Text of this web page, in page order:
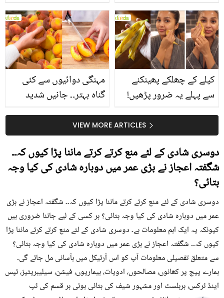
سے متعلق غلط فہمیوں کی
حقیقت کیا ہے اور افواہ
کیا؟
بتائے راز
مہنگی دوائیوں سے کئی
گناہ بہتر۔۔ جانیں شدید
کیوں کھانا چاہیے؟
کیلے کے چھلکے پھینکنے
سے پہلے یہ ضرور پڑھیں!
سستا اور قدرتی حلVIEW MORE ARTICLES
دوسری شادی کے لئے منع کرتے کرتے ماننا پڑا کیوں کہ۔۔
شگفتہ اعجاز نے بڑی عمر میں دوبارہ شادی کی کیا وجہ
بتائی؟
دوسری شادی کے لئے منع کرتے کرتے ماننا پڑا کیوں کہ۔۔ شگفتہ اعجاز نے بڑی
عمر میں دوبارہ شادی کی کیا وجہ بتائی؟ ہر کسی کے لیے جاننا ضروری ہیں
کیونکہ یہ ایک اہم معلومات ہے۔ دوسری شادی کے لئے منع کرتے کرتے ماننا پڑا
کیوں کہ۔۔ شگفتہ اعجاز نے بڑی عمر میں دوبارہ شادی کی کیا وجہ بتائی؟
سے متعلق تفصیلی معلومات آپ کو اس آرٹیکل میں بآسانی مل جائے گی۔
ہمارے پیج پر کھانوں، مصالحوں، ادویات، بیماریوں، فیشن، سیلیبریٹیز، ٹپس
اینڈ ٹرکس، ہربلسٹ اور مشہور شیف کی بتائی ہوئی ہر قسم کی ٹپ